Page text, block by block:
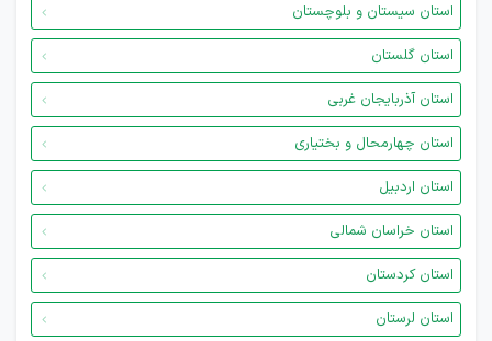
استان سیستان و بلوچستان
استان گلستان
استان آذربایجان غربی
استان چهارمحال و بختیاری
استان اردبیل
استان خراسان شمالی
استان کردستان
استان لرستان